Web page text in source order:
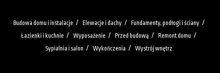
Budowa domu i instalacje Elewacje i dachy
Fundamenty, podłogi i ściany
Łazienki i kuchnie
Wyposażenie Przed budową
Remont domu
Sypialnia i salon
Wykończenia Wystrój wnętrz